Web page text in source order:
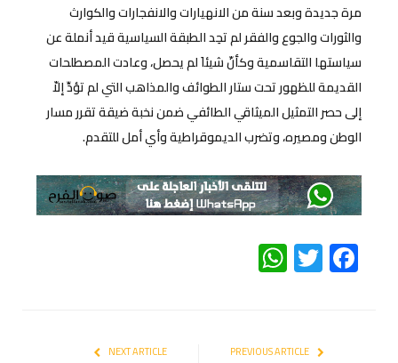
مرة جديدة وبعد سنة من الانهيارات والانفجارات والكوارث
والثورات والجوع والفقر لم تحِد الطبقة السياسية قيد أنملة عن
سياستها التقاسمية وكأنّ شيئاَ لم يحصل، وعادت المصطلحات
القديمة للظهور تحت ستار الطوائف والمذاهب التي لم تؤدِّ إلاّ
إلى حصر التمثيل الميثاقي الطائفي ضمن نخبة ضيقة تقرر مسار
الوطن ومصيره، وتضرب الديموقراطية وأي أمل للتقدم.
Facebook
Twitter
WhatsApp
NEXT ARTICLE